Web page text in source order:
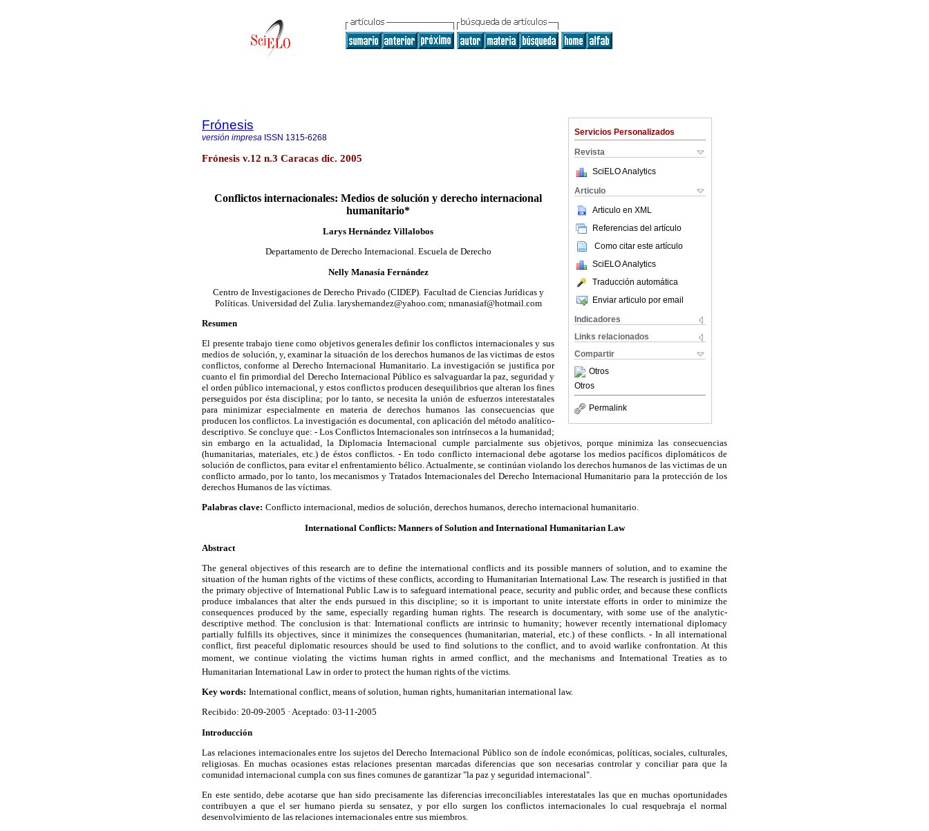
Servicios Personalizados
Revista
SciELO Analytics
Articulo
Articulo en XML
Referencias del artículo
Como citar este artículo
SciELO Analytics
Traducción automática
Enviar articulo por email
Indicadores
Links relacionados
Compartir
Otros
Otros
Permalink
Frónesis
versión impresa ISSN 1315-6268
Frónesis v.12 n.3 Caracas dic. 2005
Conflictos internacionales: Medios de solución y derecho internacional
humanitario*
Larys Hernández Villalobos
Departamento de Derecho Internacional. Escuela de Derecho
Nelly Manasía Fernández
Centro de Investigaciones de Derecho Privado (CIDEP). Facultad de Ciencias Jurídicas y
Políticas. Universidad del Zulia. laryshernandez@yahoo.com; nmanasiaf@hotmail.com
Resumen
El presente trabajo tiene como objetivos generales definir los conflictos internacionales y sus
medios de solución, y, examinar la situación de los derechos humanos de las victimas de estos
conflictos, conforme al Derecho Internacional Humanitario. La investigación se justifica por
cuanto el fin primordial del Derecho Internacional Público es salvaguardar la paz, seguridad y
el orden público internacional, y estos conflictos producen desequilibrios que alteran los fines
perseguidos por ésta disciplina; por lo tanto, se necesita la unión de esfuerzos interestatales
para minimizar especialmente en materia de derechos humanos las consecuencias que
producen los conflictos. La investigación es documental, con aplicación del método analítico-
descriptivo. Se concluye que: - Los Conflictos Internacionales son intrínsecos a la humanidad;
sin embargo en la actualidad, la Diplomacia Internacional cumple parcialmente sus objetivos, porque minimiza las consecuencias
(humanitarias, materiales, etc.) de éstos conflictos. - En todo conflicto internacional debe agotarse los medios pacíficos diplomáticos de
solución de conflictos, para evitar el enfrentamiento bélico. Actualmente, se continúan violando los derechos humanos de las victimas de un
conflicto armado, por lo tanto, los mecanismos y Tratados Internacionales del Derecho Internacional Humanitario para la protección de los
derechos Humanos de las víctimas.
Palabras clave: Conflicto internacional, medios de solución, derechos humanos, derecho internacional humanitario.
International Conflicts: Manners of Solution and International Humanitarian Law
Abstract
The general objectives of this research are to define the international conflicts and its possible manners of solution, and to examine the
situation of the human rights of the victims of these conflicts, according to Humanitarian International Law. The research is justified in that
the primary objective of International Public Law is to safeguard international peace, security and public order, and because these conflicts
produce imbalances that alter the ends pursued in this discipline; so it is important to unite interstate efforts in order to minimize the
consequences produced by the same, especially regarding human rights. The research is documentary, with some use of the analytic-
descriptive method. The conclusion is that: International conflicts are intrinsic to humanity; however recently international diplomacy
partially fulfills its objectives, since it minimizes the consequences (humanitarian, material, etc.) of these conflicts. - In all international
conflict, first peaceful diplomatic resources should be used to find solutions to the conflict, and to avoid warlike confrontation. At this
moment, we continue violating the victims human rights in armed conflict, and the mechanisms and International Treaties as to
Humanitarian International Law in order to protect the human rights of the victims.
Key words: International conflict, means of solution, human rights, humanitarian international law.
Recibido: 20-09-2005 · Aceptado: 03-11-2005
Introducción
Las relaciones internacionales entre los sujetos del Derecho Internacional Público son de índole económicas, políticas, sociales, culturales,
religiosas. En muchas ocasiones estas relaciones presentan marcadas diferencias que son necesarias controlar y conciliar para que la
comunidad internacional cumpla con sus fines comunes de garantizar "la paz y seguridad internacional".
En este sentido, debe acotarse que han sido precisamente las diferencias irreconciliables interestatales las que en muchas oportunidades
contribuyen a que el ser humano pierda su sensatez, y por ello surgen los conflictos internacionales lo cual resquebraja el normal
desenvolvimiento de las relaciones internacionales entre sus miembros.